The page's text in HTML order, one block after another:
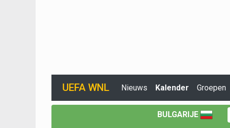
UEFA WNL Nieuws Kalender Groepen
BULGARIJE